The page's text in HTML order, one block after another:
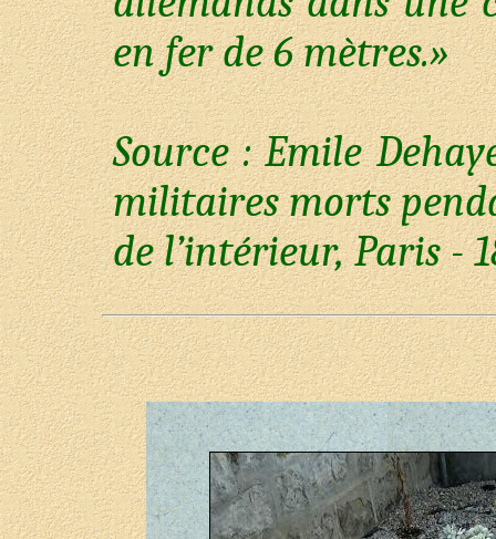
en fer de 6 mètres.»
Source : Emile
militaires morts
de l’intérieur, Paris -